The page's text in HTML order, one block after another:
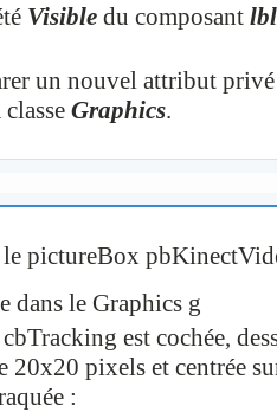
Visible du composant
un nouvel attribut
Graphics.
pictureBox
dans le Graphics g
est cochée,
20x20 pixels et centrée
: